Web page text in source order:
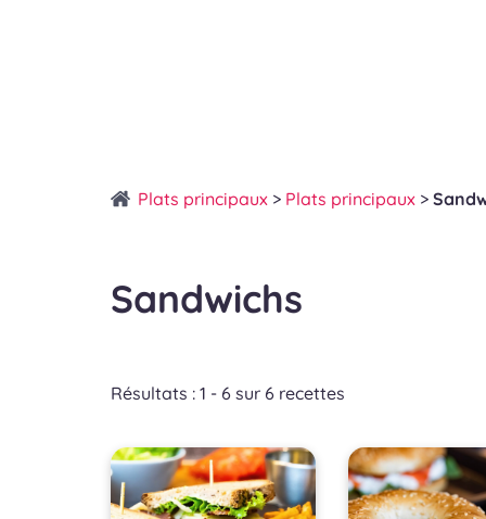
Plats principaux > Plats principaux >
Sandwichs
Résultats : 1 - 6 sur 6 recettes